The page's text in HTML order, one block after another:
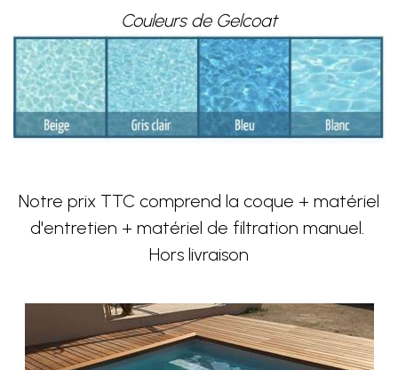
Couleurs de Gelcoat
Notre prix TTC comprend la coque + matériel
d'entretien + matériel de filtration manuel.
Hors livraison